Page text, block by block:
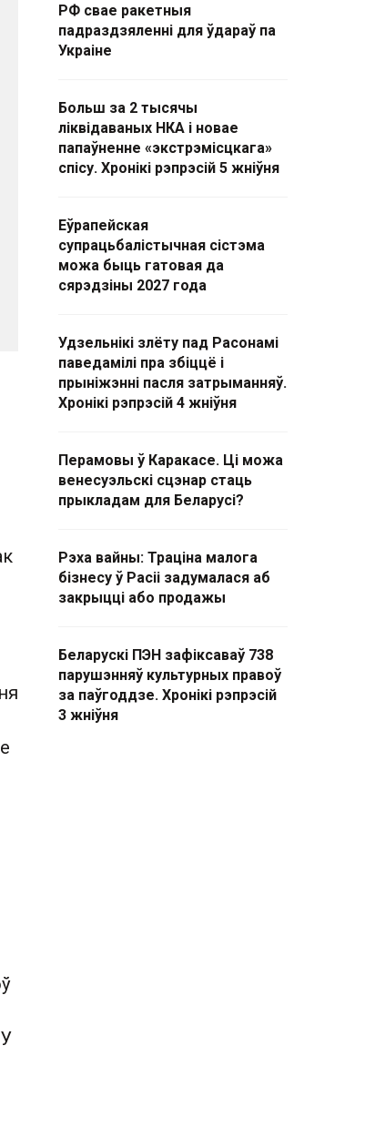
РФ свае ракетныя
падраздзяленні для ўдараў па
Украіне
Больш за 2 тысячы
ліквідаваных НКА і новае
папаўненне «экстрэмісцкага»
спісу. Хронікі рэпрэсій 5 жніўня
Еўрапейская
супрацьбалістычная сістэма
можа быць гатовая да
сярэдзіны 2027 года
Удзельнікі злёту пад Расонамі
паведамілі пра збіццё і
прыніжэнні пасля затрыманняў.
Хронікі рэпрэсій 4 жніўня
Перамовы ў Каракасе. Ці можа
венесуэльскі сцэнар стаць
прыкладам для Беларусі?
Рэха вайны: Траціна малога
бізнесу ў Расіі задумалася аб
закрыцці або продажы
Беларускі ПЭН зафіксаваў 738
парушэнняў культурных правоў
за паўгоддзе. Хронікі рэпрэсій
3 жніўня